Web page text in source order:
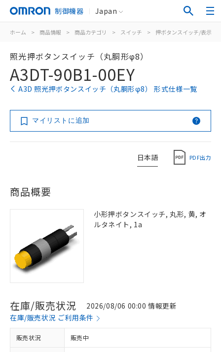
制御機器 Japan
ホーム > 商品情報 > 商品カテゴリ > スイッチ > 押ボタンスイッチ/表示灯
照光押ボタンスイッチ（丸胴形φ8）
A3DT-90B1-00EY
A3D 照光押ボタンスイッチ（丸胴形φ8） 形式仕様一覧
マイリストに追加
日本語 PDF出力
商品概要
小形押ボタンスイッチ, 丸形, 黄, オ
ルタネイト, 1a
在庫/販売状況
2026/08/06 00:00 情報更新
在庫/販売状況 ご利用条件
販売状況 販売中